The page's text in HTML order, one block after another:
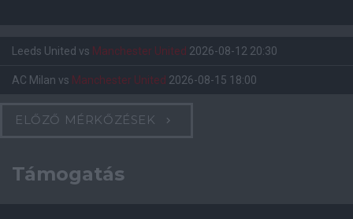
Leeds United vs Manchester United 2026-08-12 20:30
AC Milan vs Manchester United 2026-08-15 18:00
ELŐZŐ MÉRKŐZÉSEK
Támogatás